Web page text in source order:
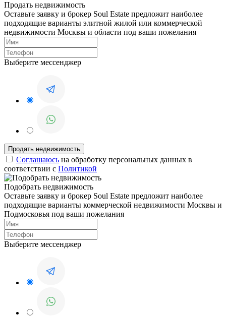
Продать недвижимость
Оставьте заявку и брокер Soul Estate предложит наиболее
подходящие варианты элитной жилой или коммерческой
недвижимости Москвы и области под ваши пожелания
Выберите мессенджер
Соглашаюсь на обработку персональных данных в
соответствии с Политикой
Подобрать недвижимость
Оставьте заявку и брокер Soul Estate предложит наиболее
подходящие варианты коммерческой недвижимости Москвы и
Подмосковья под ваши пожелания
Выберите мессенджер